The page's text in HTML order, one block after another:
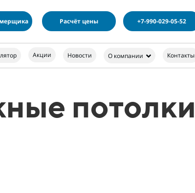
Расчёт цены +7-990-029-05-52
Акции Новости О компании Контакты
потолки